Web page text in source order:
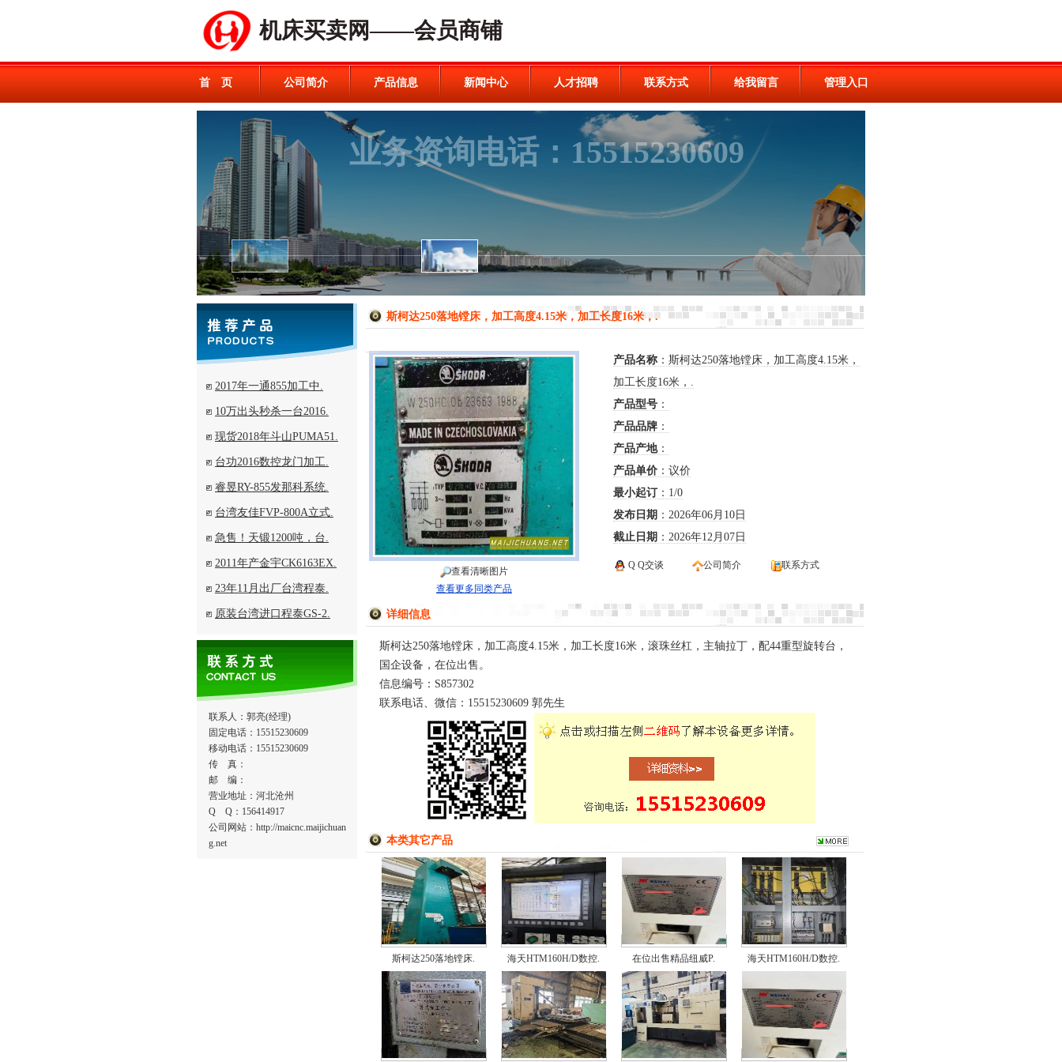
机床买卖网——会员商铺
首 页 公司简介 产品信息 新闻中心 人才招聘 联系方式 给我留言 管理入口
2017年一通855加工中.
10万出头秒杀一台2016.
现货2018年斗山PUMA51.
台功2016数控龙门加工.
睿昱RY-855发那科系统.
台湾友佳FVP-800A立式.
急售！天锻1200吨，台.
2011年产金宇CK6163EX.
23年11月出厂台湾程泰.
原装台湾进口程泰GS-2.
联系人：郭亮(经理)
固定电话：15515230609
移动电话：15515230609
传 真：
邮 编：
营业地址：河北沧州
Q Q：156414917
公司网站：http://maicnc.maijichuan
g.net
斯柯达250落地镗床，加工高度4.15米，加工长度16米，.
查看清晰图片
查看更多同类产品
产品名称 ：斯柯达250落地镗床，加工高度4.15米，
加工长度16米，.
产品型号 ：
产品品牌 ：
产品产地：
产品单价 ：议价
最小起订：1/0
发布日期 ：2026年06月10日
截止日期 ：2026年12月07日
Q Q交谈 公司简介 联系方式
详细信息
斯柯达250落地镗床，加工高度4.15米，加工长度16米，滚珠丝杠，主轴拉丁，配44重型旋转台，
国企设备，在位出售。
信息编号：S857302
联系电话、微信：15515230609 郭先生
本类其它产品
斯柯达250落地镗床. 海天HTM160H/D数控. 在位出售精品纽威P. 海天HTM160H/D数控.